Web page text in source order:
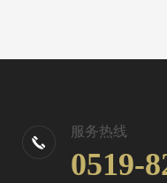
服务热线
0519-